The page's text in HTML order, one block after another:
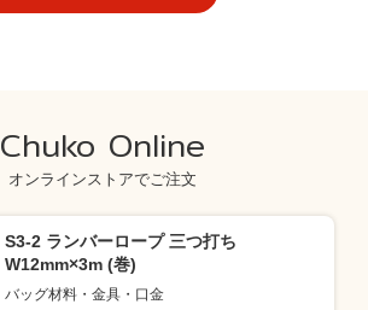
Chuko Online
オンラインストアでご注文
S3-2 ランバーロープ 三つ打ち
W12mm×3m (巻)
バッグ材料・金具・口金